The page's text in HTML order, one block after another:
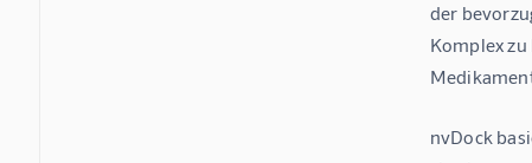
der
Komplex
nvDock